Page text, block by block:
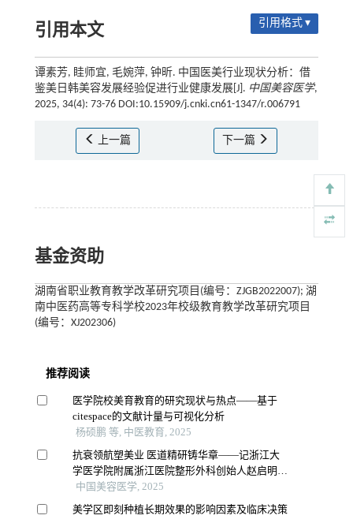
引用本文 引用格式 ▾
谭素芳, 眭师宜, 毛婉萍, 钟昕. 中国医美行业现状分析：借
鉴美日韩美容发展经验促进行业健康发展[J]. 中国美容医学,
2025, 34(4): 73-76 DOI:10.15909/j.cnki.cn61-1347/r.006791
上一篇 下一篇
基金资助
湖南省职业教育教学改革研究项目(编号：ZJGB2022007); 湖
南中医药高等专科学校2023年校级教育教学改革研究项目
(编号：XJ202306)